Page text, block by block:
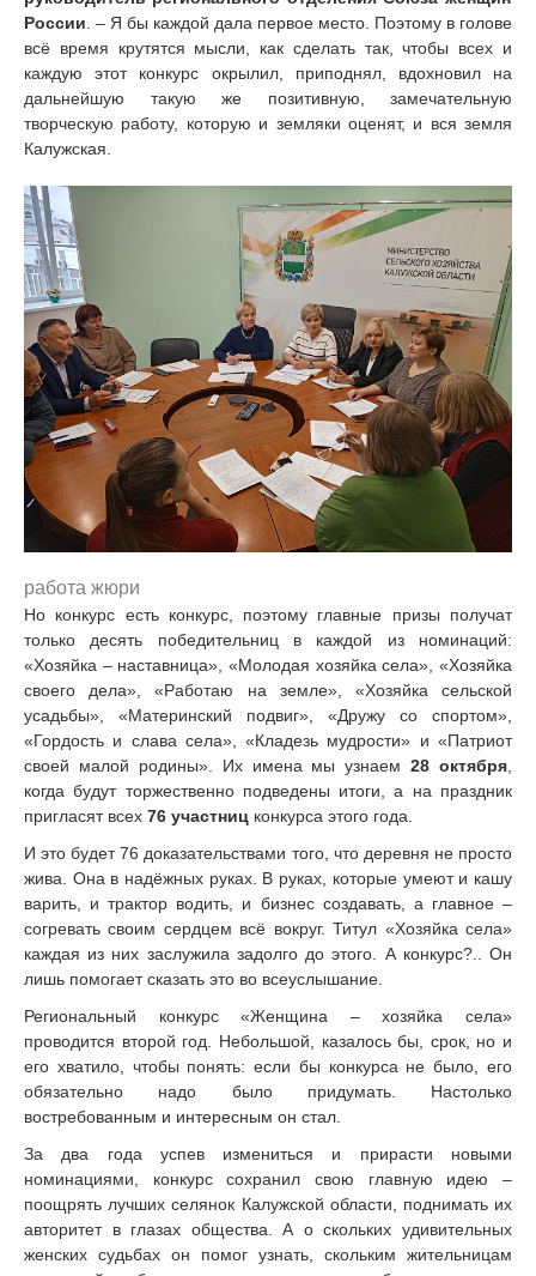
России . – Я бы каждой дала первое место. Поэтому в голове
всё время крутятся мысли, как сделать так, чтобы всех и
каждую этот конкурс окрылил, приподнял, вдохновил на
дальнейшую такую же позитивную, замечательную
творческую работу, которую и земляки оценят, и вся земля
Калужская.
работа жюри
Но конкурс есть конкурс, поэтому главные призы получат
только десять победительниц в каждой из номинаций:
«Хозяйка – наставница», «Молодая хозяйка села», «Хозяйка
своего дела», «Работаю на земле», «Хозяйка сельской
усадьбы», «Материнский подвиг», «Дружу со спортом»,
«Гордость и слава села», «Кладезь мудрости» и «Патриот
своей малой родины». Их имена мы узнаем28 октября
когда будут торжественно подведены итоги, а на праздник
пригласят всех 76 участниц конкурса этого года.
И это будет 76 доказательствами того, что деревня не просто
жива. Она в надёжных руках. В руках, которые умеют и кашу
варить, и трактор водить, и бизнес создавать, а главное –
согревать своим сердцем всё вокруг. Титул «Хозяйка села»
каждая из них заслужила задолго до этого. А конкурс?.. Он
лишь помогает сказать это во всеуслышание.
Региональный конкурс «Женщина – хозяйка села»
проводится второй год. Небольшой, казалось бы, срок, но и
его хватило, чтобы понять: если бы конкурса не было, его
обязательно надо было придумать. Настолько
востребованным и интересным он стал.
За два года успев измениться и прирасти новыми
номинациями, конкурс сохранил свою главную идею –
поощрять лучших селянок Калужской области, поднимать их
авторитет в глазах общества. А о скольких удивительных
женских судьбах он помог узнать, скольким жительницам